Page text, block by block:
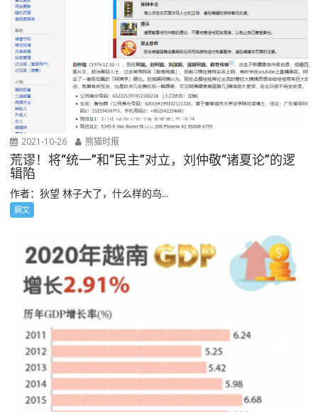
2021-10-26 熊猫时报
荒谬！将“统一”和“民主”对立，刘仲敬“诸夏论”的逻
辑陷
作者：狄望 林子大了，什么样的鸟...
網文